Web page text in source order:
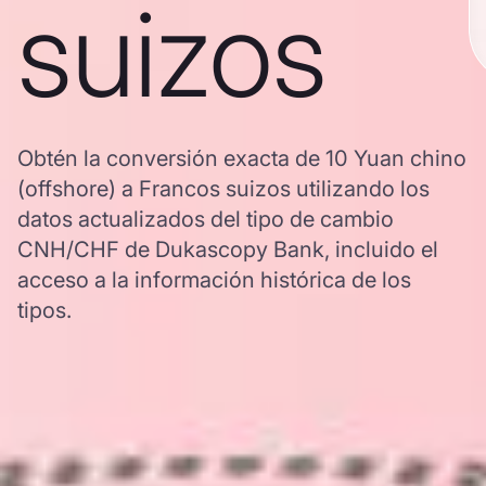
suizos
Obtén la conversión exacta de 10 Yuan chino
(offshore) a Francos suizos utilizando los
datos actualizados del tipo de cambio
CNH/CHF de Dukascopy Bank, incluido el
acceso a la información histórica de los
tipos.